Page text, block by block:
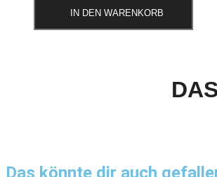
IN DEN WARENKORB
Das könnte dir auch